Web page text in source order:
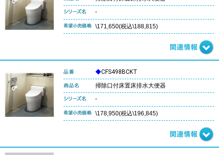
-
\171,650(税込\188,815)
◆CFS498BCKT
掃除口付床置床排水大便器
-
\178,950(税込\196,845)